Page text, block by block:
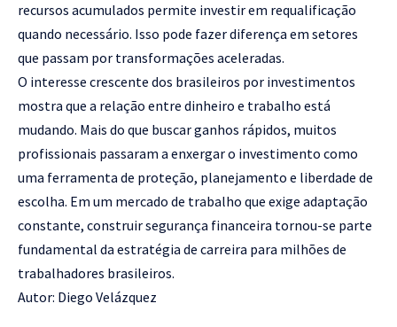
recursos acumulados permite investir em requalificação
quando necessário. Isso pode fazer diferença em setores
que passam por transformações aceleradas.
O interesse crescente dos brasileiros por investimentos
mostra que a relação entre dinheiro e trabalho está
mudando. Mais do que buscar ganhos rápidos, muitos
profissionais passaram a enxergar o investimento como
uma ferramenta de proteção, planejamento e liberdade de
escolha. Em um mercado de trabalho que exige adaptação
constante, construir segurança financeira tornou-se parte
fundamental da estratégia de carreira para milhões de
trabalhadores brasileiros.
Autor: Diego Velázquez